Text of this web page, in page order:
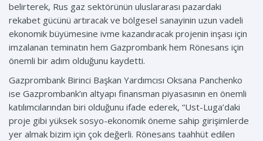
belirterek, Rus gaz sektörünün uluslararası pazardaki
rekabet gücünü artıracak ve bölgesel sanayinin uzun vadeli
ekonomik büyümesine ivme kazandıracak projenin inşası için
imzalanan teminatın hem Gazprombank hem Rönesans için
önemli bir adım olduğunu kaydetti.
Gazprombank Birinci Başkan Yardımcısı Oksana Panchenko
ise Gazprombank’ın altyapı finansman piyasasının en önemli
katılımcılarından biri olduğunu ifade ederek, “Ust-Luga’daki
proje gibi yüksek sosyo-ekonomik öneme sahip girişimlerde
yer almak bizim için çok değerli. Rönesans taahhüt edilen